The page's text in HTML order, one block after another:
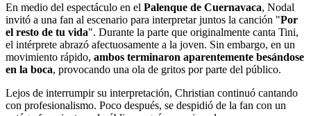
En medio del espectáculo en el Palenque de Cuernavaca, Nodal
invitó a una fan al escenario para interpretar juntos la canción "Por
el resto de tu vida". Durante la parte que originalmente canta Tini,
el intérprete abrazó afectuosamente a la joven. Sin embargo, en un
movimiento rápido, ambos terminaron aparentemente besándose
en la boca, provocando una ola de gritos por parte del público.
Lejos de interrumpir su interpretación, Christian continuó cantando
con profesionalismo. Poco después, se despidió de la fan con un